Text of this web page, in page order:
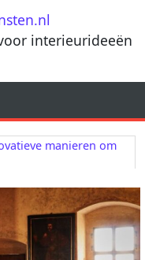
interieurideeën
manieren om